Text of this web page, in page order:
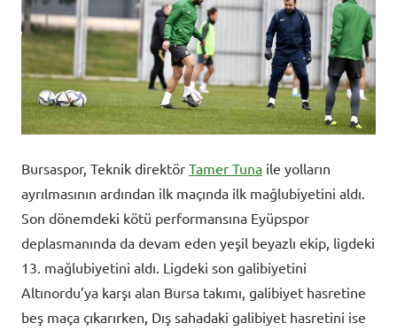
Bursaspor, Teknik direktör Tamer Tuna ile yolların
ayrılmasının ardından ilk maçında ilk mağlubiyetini aldı.
Son dönemdeki kötü performansına Eyüpspor
deplasmanında da devam eden yeşil beyazlı ekip, ligdeki
13. mağlubiyetini aldı. Ligdeki son galibiyetini
Altınordu’ya karşı alan Bursa takımı, galibiyet hasretine
beş maça çıkarırken, Dış sahadaki galibiyet hasretini ise